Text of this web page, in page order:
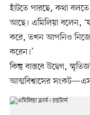
হাঁটতে পারছে, কথা
আছে। এমিলিয়া বলেন,
করে, তখন আপনিও
করেন।’
কিন্তু বাস্তবে উদ্বেগ,
আত্মবিশ্বাসের